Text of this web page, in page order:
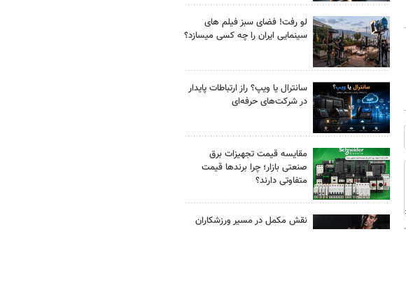
لو رفت! فضای سبز فیلم های
سینمایی ایران را چه کسی میسازد؟
سانترال یا ویپ؟ راز ارتباطات پایدار
در شرکت‌های حرفه‌ای
مقایسه قیمت تجهیزات برق
صنعتی بازار؛ چرا برندها قیمت
متفاوتی دارند؟
نقش مکمل در مسیر ورزشکاران